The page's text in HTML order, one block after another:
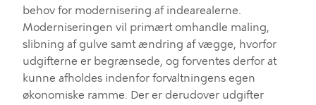
behov for modernisering af indearealerne.
Moderniseringen vil primært omhandle maling,
slibning af gulve samt ændring af vægge, hvorfor
udgifterne er begrænsede, og forventes derfor at
kunne afholdes indenfor forvaltningens egen
økonomiske ramme. Der er derudover udgifter